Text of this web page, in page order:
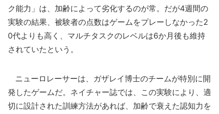
ク能力」は、加齢によって劣化するのが常。だが4週間の
実験の結果、被験者の点数はゲームをプレーしなかった2
0代よりも高く、マルチタスクのレベルは6か月後も維持
されていたという。
ニューロレーサーは、ガザレイ博士のチームが特別に開
発したゲームだ。ネイチャー誌では、この実験により、適
切に設計された訓練方法があれば、加齢で衰えた認知力を